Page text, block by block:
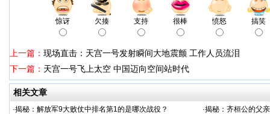
惊讶 欠揍 支持 很棒 愤怒 搞笑
上一篇： 现场直击：天宫一号发射瞬间大地震颤 工作人员流泪
下一篇： 天宫一号飞上太空 中国迈向空间站时代
相关文章
·揭秘：解放军9大败仗中排名第1的是哪次战役？ ·揭秘：齐桓公的父